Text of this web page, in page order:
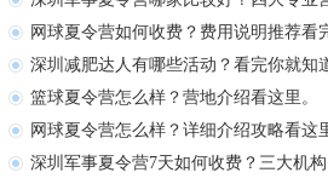
网球夏令营如何收费？费用说明推荐看
深圳减肥达人有哪些活动？看完你就知
篮球夏令营怎么样？营地介绍看这里。
网球夏令营怎么样？详细介绍攻略看这
深圳军事夏令营7天如何收费？三大机构